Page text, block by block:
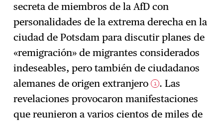
secreta de miembros de la AfD con
personalidades de la extrema derecha en la
ciudad de Potsdam para discutir planes de
«remigración» de migrantes considerados
indeseables, pero también de ciudadanos
alemanes de origen extranjero 1 . Las
revelaciones provocaron manifestaciones
que reunieron a varios cientos de miles de